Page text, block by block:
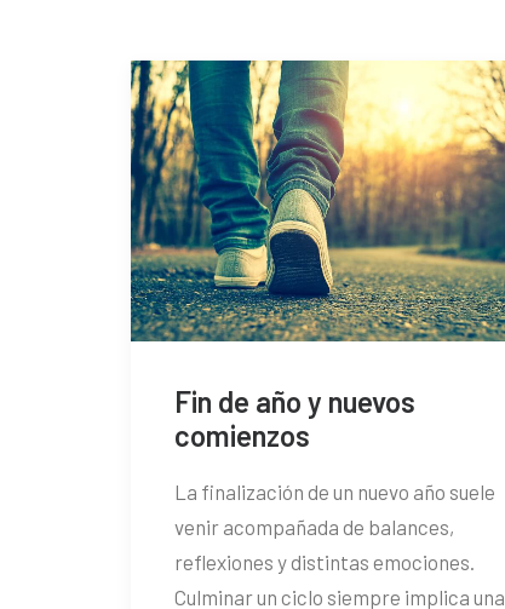
Fin de año y nuevos
comienzos
La finalización de un nuevo año suele
venir acompañada de balances,
reflexiones y distintas emociones.
Culminar un ciclo siempre implica una